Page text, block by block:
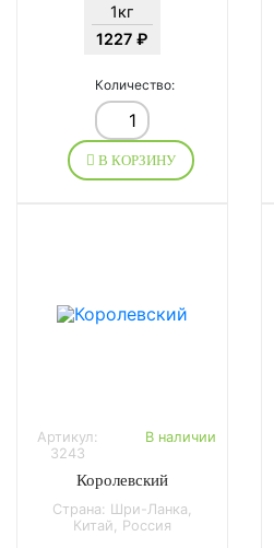
1кг
1227 ₽
Количество:
В КОРЗИНУ
Артикул:
3243
В наличии
Королевский
Страна: Шри-Ланка,
Китай, Россия